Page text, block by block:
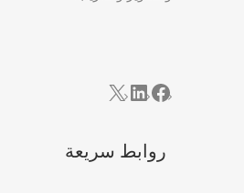
Facebook
LinkedIn
X
روابط سريعة